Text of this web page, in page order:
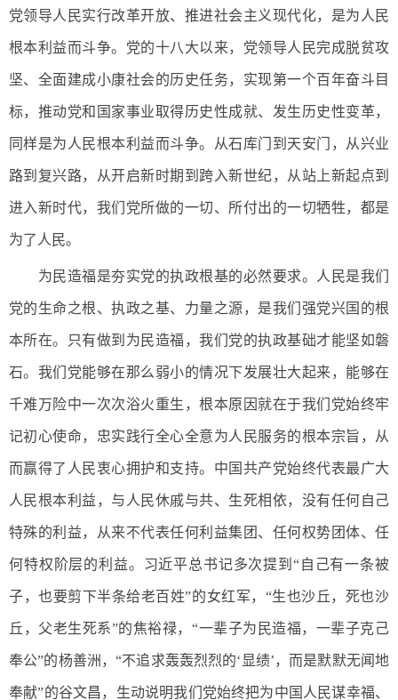
党领导人民实行改革开放、推进社会主义现代化，是为人民
根本利益而斗争。党的十八大以来，党领导人民完成脱贫攻
坚、全面建成小康社会的历史任务，实现第一个百年奋斗目
标，推动党和国家事业取得历史性成就、发生历史性变革，
同样是为人民根本利益而斗争。从石库门到天安门，从兴业
路到复兴路，从开启新时期到跨入新世纪，从站上新起点到
进入新时代，我们党所做的一切、所付出的一切牺牲，都是
为了人民。
为民造福是夯实党的执政根基的必然要求。人民是我们
党的生命之根、执政之基、力量之源，是我们强党兴国的根
本所在。只有做到为民造福，我们党的执政基础才能坚如磐
石。我们党能够在那么弱小的情况下发展壮大起来，能够在
千难万险中一次次浴火重生，根本原因就在于我们党始终牢
记初心使命，忠实践行全心全意为人民服务的根本宗旨，从
而赢得了人民衷心拥护和支持。中国共产党始终代表最广大
人民根本利益，与人民休戚与共、生死相依，没有任何自己
特殊的利益，从来不代表任何利益集团、任何权势团体、任
何特权阶层的利益。习近平总书记多次提到“自己有一条被
子，也要剪下半条给老百姓”的女红军，“生也沙丘，死也沙
丘，父老生死系”的焦裕禄，“一辈子为民造福，一辈子克己
奉公”的杨善洲，“不追求轰轰烈烈的‘显绩’，而是默默无闻地
奉献”的谷文昌，生动说明我们党始终把为中国人民谋幸福、